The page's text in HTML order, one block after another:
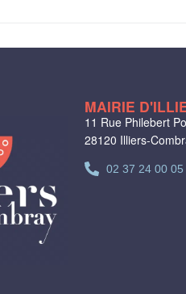
MAIRIE
11 Rue Philebert
28120 Illiers-
02 37 24 00 05